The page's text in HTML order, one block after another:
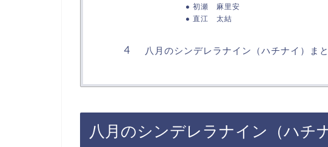
初瀬 麻里安
直江 太結
八月のシンデレラナイン（ハチナイ）ま
八月のシンデレラナイン（ハチ